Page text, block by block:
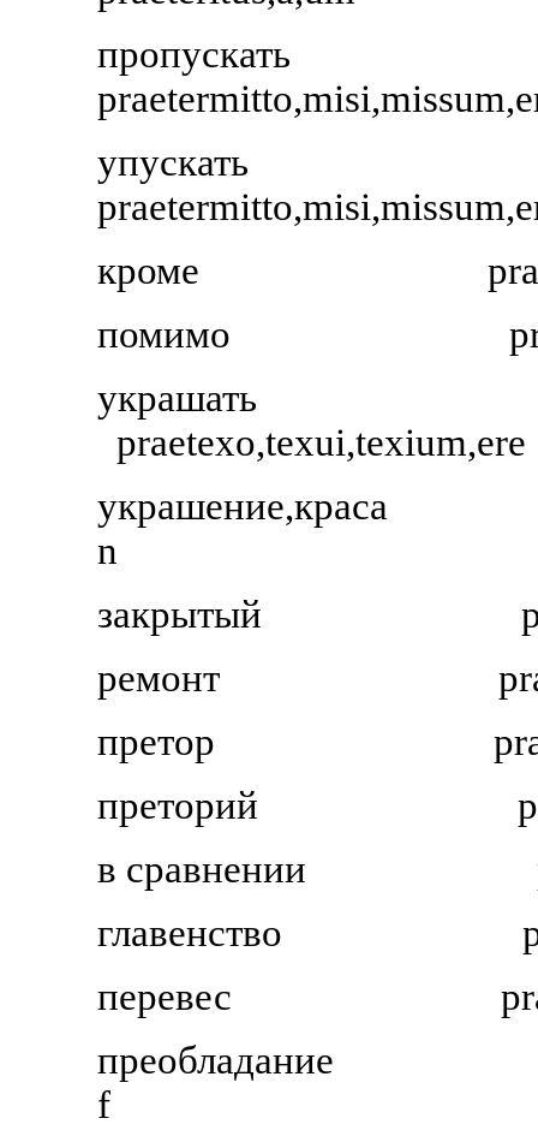
пропускать
упускать
кроме
помимо
украшать
praetexo,texui,texium,ere
украшение,краса
n
закрытый
ремонт
претор
преторий
в сравнении
главенство
перевес
преобладание
f